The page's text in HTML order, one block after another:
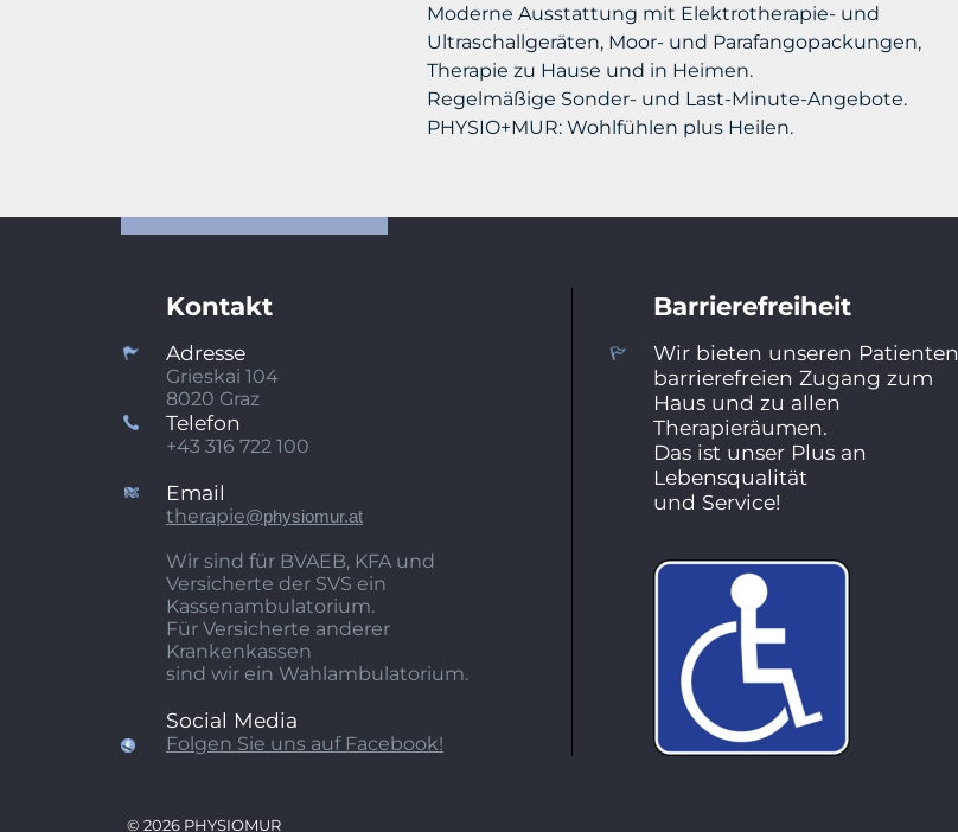
Moderne Ausstattung mit Elektrotherapie- und
Ultraschallgeräten, Moor- und Parafangopackungen,
Therapie zu Hause und in Heimen.
Regelmäßige Sonder- und Last-Minute-Angebote.
PHYSIO+MUR: Wohlfühlen plus Heilen.
Kontakt
Adresse
Grieskai 104
8020 Graz
Telefon
+43 316 722 100
Email
therapie@physiomur.at
Wir sind für BVAEB, KFA und
Versicherte der SVS ein
Kassenambulatorium.
Für Versicherte anderer
Krankenkassen
sind wir ein Wahlambulatorium.
Social Media
Folgen Sie uns auf Facebook!
Barrierefreiheit
Wir bieten unseren Patienten
barrierefreien Zugang zum
Haus und zu allen
Therapieräumen.
Das ist unser Plus an
Lebensqualität
und Service!
© 2026 PHYSIOMUR